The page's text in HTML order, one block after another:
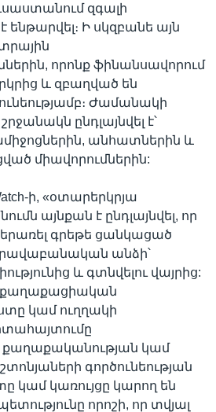
զգալի
ենթարվել։ Ի սկզբանե այն
որոնք ֆինանսավորում
և զբաղված են
Ժամանակի
ընդլայնվել է՝
անհատներին և
միավորումներին:
ի, «օտարերկրյա
այնքան է ընդլայնվել, որ
գրեթե ցանկացած
անձի՝
և գտնվելու վայրից:
քաղաքացիական
կամ ուղղակի
քաղաքականության կամ
գործունեության
կամ կառույցը կարող են
որոշի, որ տվյալ